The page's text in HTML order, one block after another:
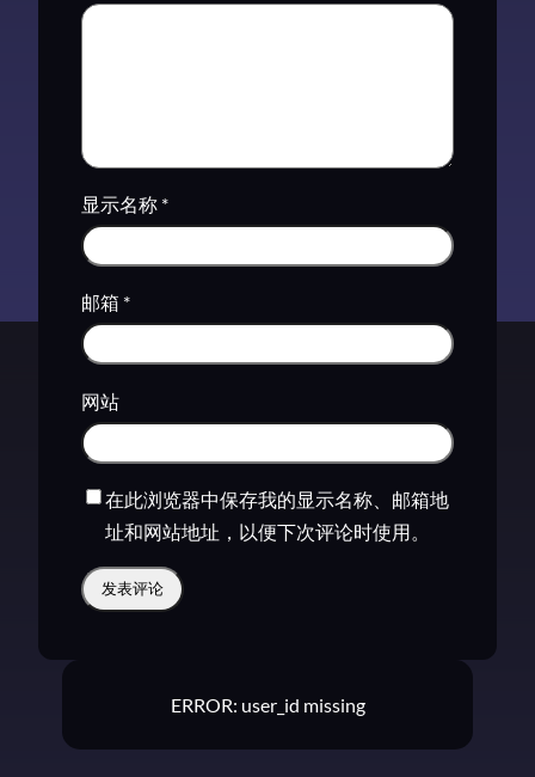
显示名称 *
邮箱 *
网站
在此浏览器中保存我的显示名称、邮箱地
址和网站地址，以便下次评论时使用。
ERROR: user_id missing